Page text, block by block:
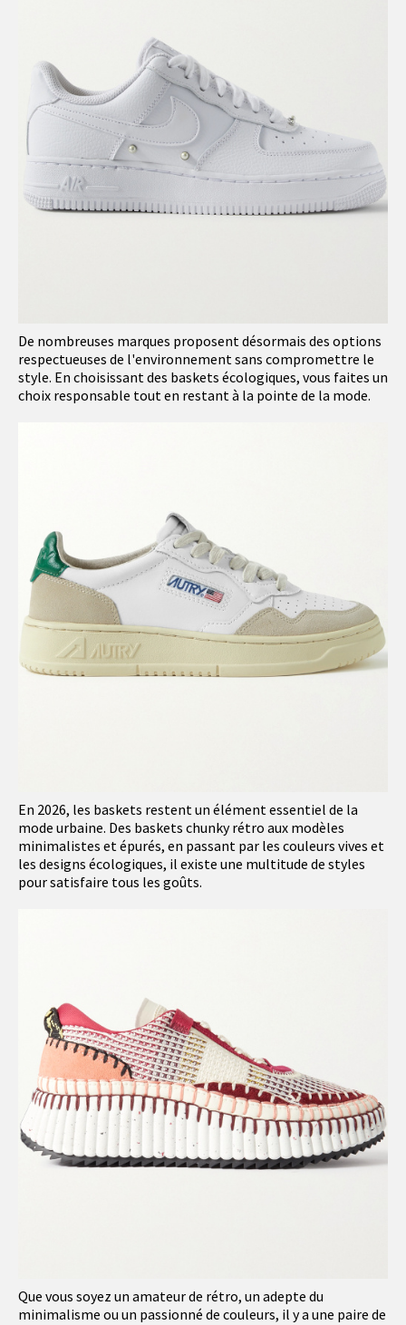
De nombreuses marques proposent désormais des options
respectueuses de l'environnement sans compromettre le
style. En choisissant des baskets écologiques, vous faites un
choix responsable tout en restant à la pointe de la mode.
En 2026, les baskets restent un élément essentiel de la
mode urbaine. Des baskets chunky rétro aux modèles
minimalistes et épurés, en passant par les couleurs vives et
les designs écologiques, il existe une multitude de styles
pour satisfaire tous les goûts.
Que vous soyez un amateur de rétro, un adepte du
minimalisme ou un passionné de couleurs, il y a une paire de